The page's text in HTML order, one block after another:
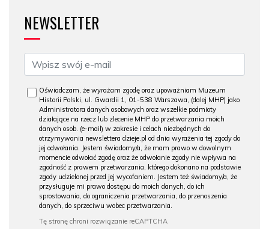
NEWSLETTER
Oświadczam, że wyrażam zgodę oraz upoważniam Muzeum
Historii Polski, ul. Gwardii 1, 01-538 Warszawa, (dalej MHP) jako
Administratora danych osobowych oraz wszelkie podmioty
działające na rzecz lub zlecenie MHP do przetwarzania moich
danych osob. (e-mail) w zakresie i celach niezbędnych do
otrzymywania newslettera dzieje.pl od dnia wyrażenia tej zgody do
jej odwołania. Jestem świadomy/a, że mam prawo w dowolnym
momencie odwołać zgodę oraz że odwołanie zgody nie wpływa na
zgodność z prawem przetwarzania, którego dokonano na podstawie
zgody udzielonej przed jej wycofaniem. Jestem też świadomy/a, że
przysługuje mi prawo dostępu do moich danych, do ich
sprostowania, do ograniczenia przetwarzania, do przenoszenia
danych, do sprzeciwu wobec przetwarzania.